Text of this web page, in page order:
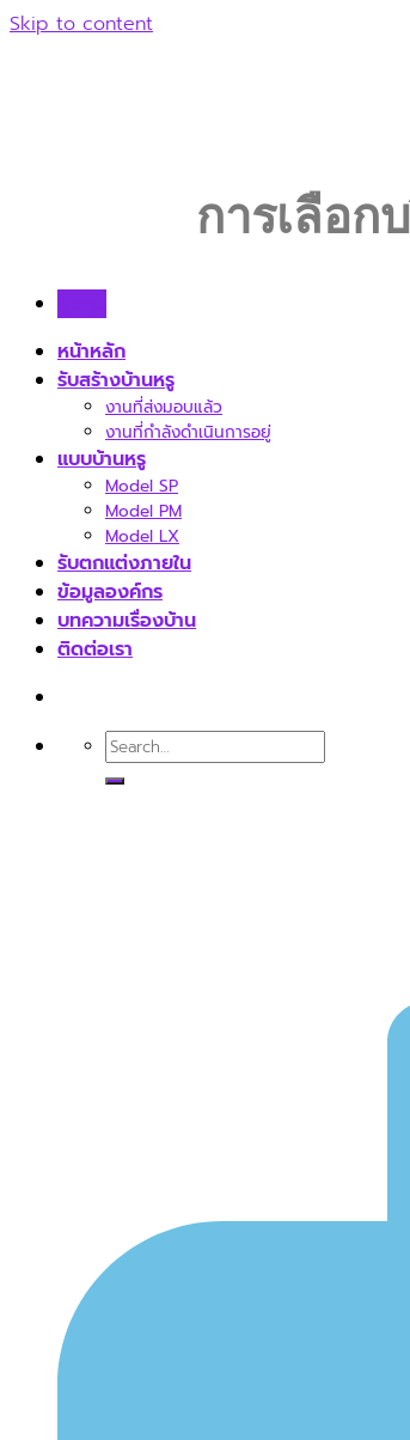
Skip to content
หน้าหลัก
รับสร้างบ้านหรู
งานที่ส่งมอบแล้ว
งานที่กำลังดำเนินการอยู่
แบบบ้านหรู
Model SP
Model PM
Model LX
รับตกแต่งภายใน
ข้อมูลองค์กร
บทความเรื่องบ้าน
ติดต่อเรา
การเลือ